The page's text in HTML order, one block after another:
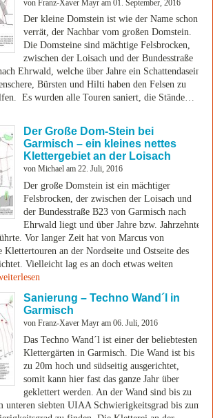
von Franz-Xaver Mayr am 01. September, 2016
Der kleine Domstein ist wie der Name schon
verrät, der Nachbar vom großen Domstein.
Die Domsteine sind mächtige Felsbrocken,
zwischen der Loisach und der Bundesstraße
Ehrwald, welche über Jahre ein Schattendasein
Bürsten und Hilti haben den Felsen zu
Es wurden alle Touren saniert, die Stände…
Der Große Dom-Stein bei
Garmisch – ein kleines nettes
Klettergebiet an der Loisach
von Michael am 22. Juli, 2016
Der große Domstein ist ein mächtiger
Felsbrocken, der zwischen der Loisach und
der Bundesstraße B23 von Garmisch nach
Ehrwald liegt und über Jahre bzw. Jahrzehnte
Vor langer Zeit hat von Marcus von
an der Nordseite und Ostseite des
Vielleicht lag es an doch etwas weiten
Sanierung – Techno Wand´l in
Garmisch
von Franz-Xaver Mayr am 06. Juli, 2016
Das Techno Wand´l ist einer der beliebtesten
Klettergärten in Garmisch. Die Wand ist bis
zu 20m hoch und südseitig ausgerichtet,
somit kann hier fast das ganze Jahr über
geklettert werden. An der Wand sind bis zu
unteren siebten UIAA Schwierigkeitsgrad bis zum